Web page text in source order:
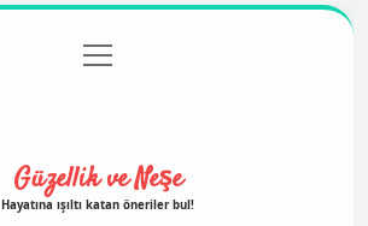
Gizlilik Politikası
menüyü
aç
Güzellik ve Neşe
Hayatına ışıltı katan öneriler bul!